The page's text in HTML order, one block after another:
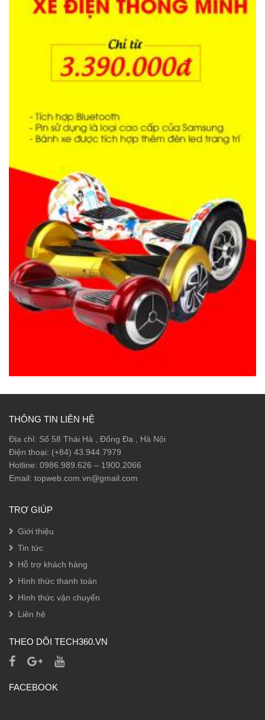
THÔNG TIN LIÊN HỆ
Địa chỉ: Số 58 Thái Hà , Đống Đa , Hà Nội
Điện thoại: (+84) 43.944.7979
Hotline: 0986.989.626 – 1900.2066
Email: topweb.com.vn@gmail.com
TRỢ GIÚP
Giới thiệu
Tin tức
Hỗ trợ khách hàng
Hình thức thanh toán
Hình thức vận chuyển
Liên hệ
THEO DÕI TECH360.VN
FACEBOOK